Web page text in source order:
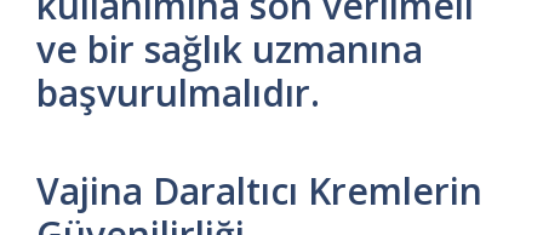
ve bir sağlık uzmanına
başvurulmalıdır.
Vajina Daraltıcı Kremlerin